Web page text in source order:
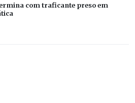
com traficante preso em